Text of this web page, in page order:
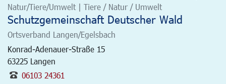
Natur/Tiere/Umwelt | Tiere / Natur / Umwelt
Schutzgemeinschaft Deutscher Wald
Ortsverband Langen/Egelsbach
Konrad-Adenauer-Straße 15
63225 Langen
06103 24361